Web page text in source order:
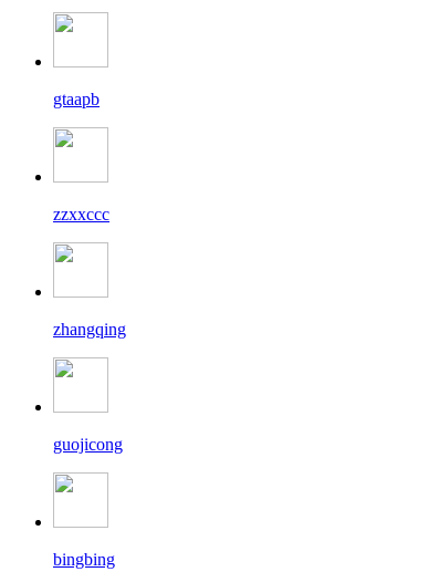
gtaapb
zzxxccc
zhangqing
guojicong
bingbing